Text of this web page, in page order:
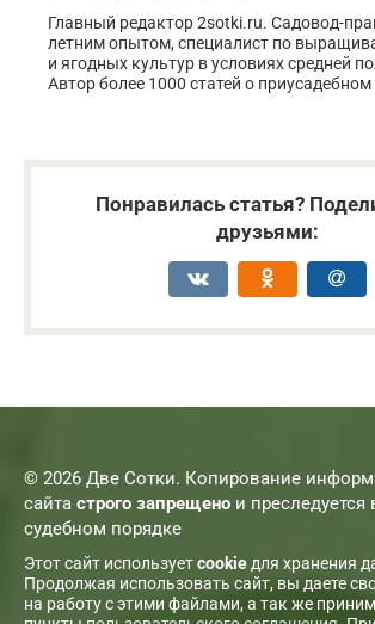
Главный редактор 2sotki.ru. Садовод-
летним опытом, специалист по
и ягодных культур в условиях средней
Автор более 1000 статей о приусадебном
Понравилась статья?
друзьями:
© 2026 Две Сотки. Копирование
сайта строго запрещено и преследуется
судебном порядке
Этот сайт используетcookie для хранения
Продолжая использовать сайт, вы даете
на работу с этими файлами, а так же